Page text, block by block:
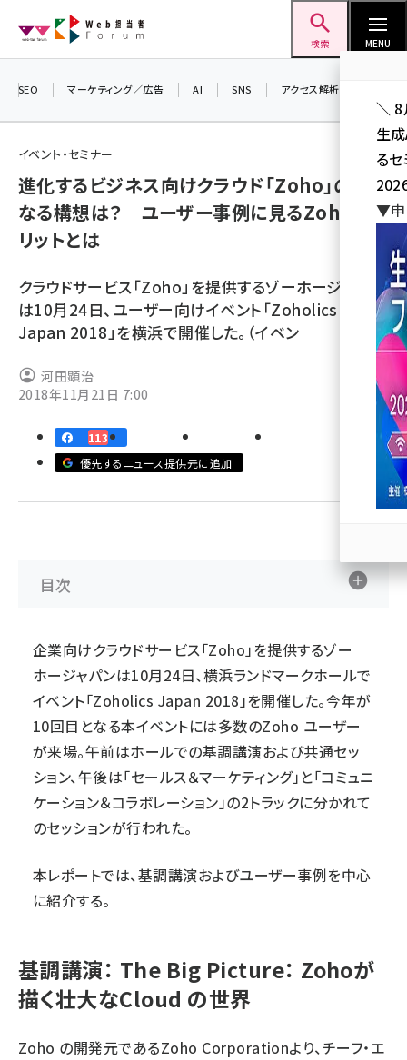
ン
検索 MENU
seo (3538)
ai (2820)
note (2322)
セミナー (2315)
z世代 (1629)
meo (1281)
llmo (1167)
SEO マーケティング／広告 AI SNS アクセス解析／データ分析
イベント・セミナー
進化するビジネス向けクラウド「Zoho」の次
なる構想は？ ユーザー事例に見るZohoのメ
リットとは
クラウドサービス「Zoho」を提供するゾーホージャパン
は10月24日、ユーザー向けイベント「Zoholics
Japan 2018」を横浜で開催した。（イベン
河田顕治
2018年11月21日 7:00
113
優先するニュース提供元に追加
目次
企業向けクラウドサービス「Zoho」を提供するゾー
ホージャパンは10月24日、横浜ランドマークホールで
イベント「Zoholics Japan 2018」を開催した。今年が
10回目となる本イベントには多数のZoho ユーザー
が来場。午前はホールでの基調講演および共通セッ
ション、午後は「セールス＆マーケティング」と「コミュニ
ケーション＆コラボレーション」の2トラックに分かれて
のセッションが行われた。
本レポートでは、基調講演およびユーザー事例を中心
に紹介する。
基調講演： The Big Picture： Zohoが
描く壮大なCloud の世界
Zoho の開発元であるZoho Corporationより、チーフ・エ
＼ 8
生
る
▼申